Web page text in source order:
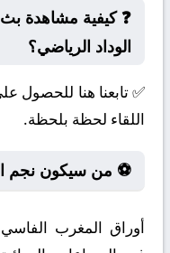
❓ كيفية مشاهدة
الوداد الرياضي؟
✅ تابعنا هنا للحصول
اللقاء لحظة بلحظة.
⚽ من سيكون نجم
أوراق المغرب